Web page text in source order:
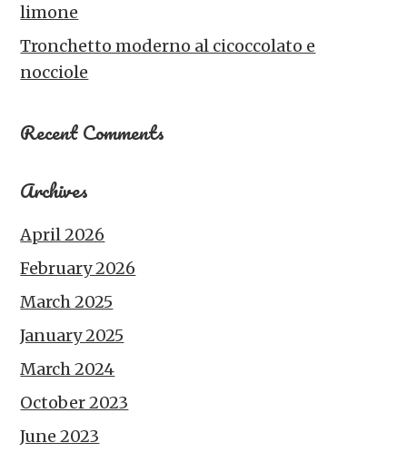
limone
Tronchetto moderno al cicoccolato e
nocciole
Recent Comments
Archives
April 2026
February 2026
March 2025
January 2025
March 2024
October 2023
June 2023